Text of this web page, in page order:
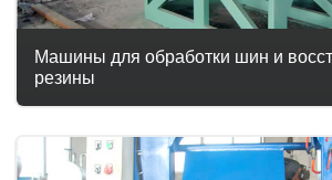
Машины для обработки шин и
резины